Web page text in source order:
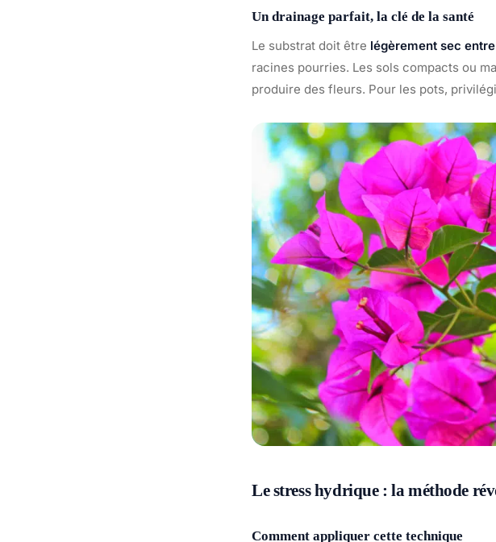
Un drainage parfait, la clé de la santé
Le substrat doit être légèrement sec
racines pourries. Les sols compacts ou
produire des fleurs. Pour les pots,
Le stress hydrique : la méthode
Comment appliquer cette technique